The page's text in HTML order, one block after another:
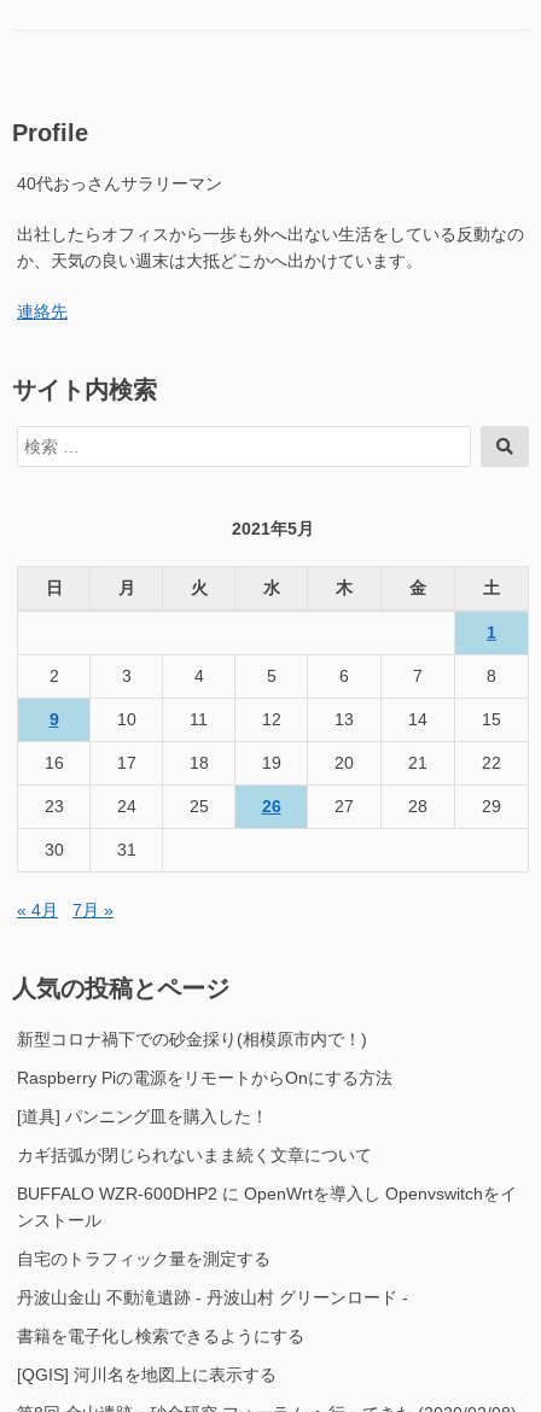
願
が・・・
に
Profile
40代おっさんサラリーマン
出社したらオフィスから一歩も外へ出ない生活をしている反動なの
か、天気の良い週末は大抵どこかへ出かけています。
連絡先
サイト内検索
検
索
索
2021年5月
日 月 火 水 木 金 土
1
2 3 4 5 6 7 8
9 10 11 12 13 14 15
16 17 18 19 20 21 22
23 24 25 26 27 28 29
30 31
« 4月 7月 »
人気の投稿とページ
新型コロナ禍下での砂金採り(相模原市内で！)
Raspberry Piの電源をリモートからOnにする方法
[道具] パンニング皿を購入した！
カギ括弧が閉じられないまま続く文章について
BUFFALO WZR-600DHP2 に OpenWrtを導入し Openvswitchをイ
ンストール
自宅のトラフィック量を測定する
丹波山金山 不動滝遺跡 - 丹波山村 グリーンロード -
書籍を電子化し検索できるようにする
[QGIS] 河川名を地図上に表示する